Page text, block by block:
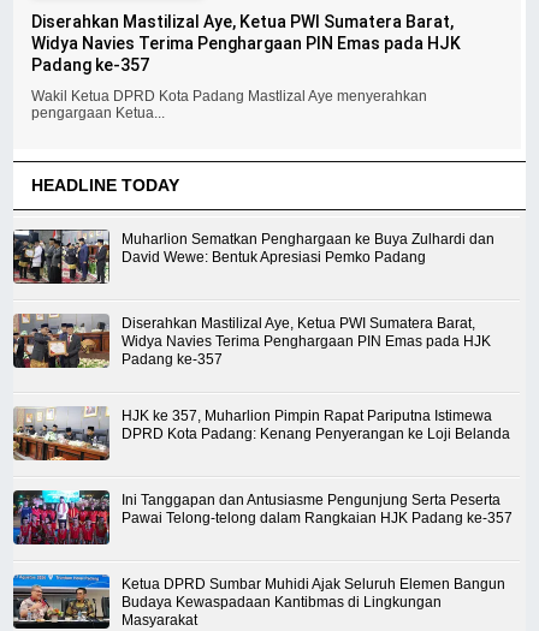
Diserahkan Mastilizal Aye, Ketua PWI Sumatera Barat,
Widya Navies Terima Penghargaan PIN Emas pada HJK
Padang ke-357
Wakil Ketua DPRD Kota Padang Mastlizal Aye menyerahkan
pengargaan Ketua...
HEADLINE TODAY
Muharlion Sematkan Penghargaan ke Buya Zulhardi dan
David Wewe: Bentuk Apresiasi Pemko Padang
Diserahkan Mastilizal Aye, Ketua PWI Sumatera Barat,
Widya Navies Terima Penghargaan PIN Emas pada HJK
Padang ke-357
HJK ke 357, Muharlion Pimpin Rapat Pariputna Istimewa
DPRD Kota Padang: Kenang Penyerangan ke Loji Belanda
Ini Tanggapan dan Antusiasme Pengunjung Serta Peserta
Pawai Telong-telong dalam Rangkaian HJK Padang ke-357
Ketua DPRD Sumbar Muhidi Ajak Seluruh Elemen Bangun
Budaya Kewaspadaan Kantibmas di Lingkungan
Masyarakat